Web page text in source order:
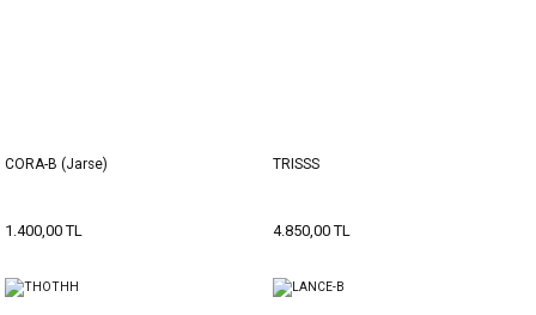
CORA-B (Jarse)
1.400,00 TL
TRISSS
4.850,00 TL